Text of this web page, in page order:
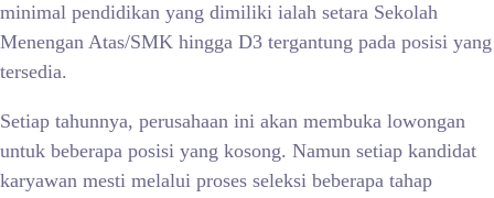
minimal pendidikan yang dimiliki ialah setara Sekolah
Menengan Atas/SMK hingga D3 tergantung pada posisi yang
tersedia.
Setiap tahunnya, perusahaan ini akan membuka lowongan
untuk beberapa posisi yang kosong. Namun setiap kandidat
karyawan mesti melalui proses seleksi beberapa tahap